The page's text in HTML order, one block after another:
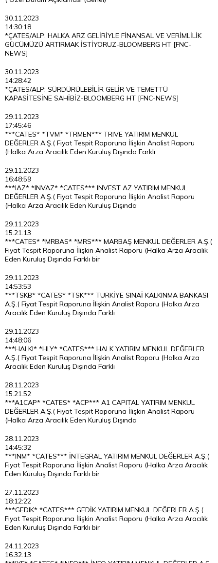
30.11.2023
14:30:18
*ÇATES/ALP: HALKA ARZ GELİRİYLE FİNANSAL VE VERİMLİLİK
GÜCÜMÜZÜ ARTIRMAK İSTİYORUZ-BLOOMBERG HT [FNC-
NEWS]
30.11.2023
14:28:42
*ÇATES/ALP: SÜRDÜRÜLEBİLİR GELİR VE TEMETTÜ
KAPASİTESİNE SAHİBİZ-BLOOMBERG HT [FNC-NEWS]
29.11.2023
17:45:46
***CATES* *TVM* *TRMEN*** TRIVE YATIRIM MENKUL
DEĞERLER A.Ş.( Fiyat Tespit Raporuna İlişkin Analist Raporu
(Halka Arza Aracılık Eden Kuruluş Dışında Farklı
29.11.2023
16:48:59
***IAZ* *INVAZ* *CATES*** INVEST AZ YATIRIM MENKUL
DEĞERLER A.Ş.( Fiyat Tespit Raporuna İlişkin Analist Raporu
(Halka Arza Aracılık Eden Kuruluş Dışında
29.11.2023
15:21:13
***CATES* *MRBAS* *MRS*** MARBAŞ MENKUL DEĞERLER A.Ş.(
Fiyat Tespit Raporuna İlişkin Analist Raporu (Halka Arza Aracılık
Eden Kuruluş Dışında Farklı bir
29.11.2023
14:53:53
***TSKB* *CATES* *TSK*** TÜRKİYE SINAİ KALKINMA BANKASI
A.Ş.( Fiyat Tespit Raporuna İlişkin Analist Raporu (Halka Arza
Aracılık Eden Kuruluş Dışında Farklı
29.11.2023
14:48:06
***HALKI* *HLY* *CATES*** HALK YATIRIM MENKUL DEĞERLER
A.Ş.( Fiyat Tespit Raporuna İlişkin Analist Raporu (Halka Arza
Aracılık Eden Kuruluş Dışında Farklı
28.11.2023
15:21:52
***A1CAP* *CATES* *ACP*** A1 CAPITAL YATIRIM MENKUL
DEĞERLER A.Ş.( Fiyat Tespit Raporuna İlişkin Analist Raporu
(Halka Arza Aracılık Eden Kuruluş Dışında
28.11.2023
14:45:32
***INM* *CATES*** İNTEGRAL YATIRIM MENKUL DEĞERLER A.Ş.(
Fiyat Tespit Raporuna İlişkin Analist Raporu (Halka Arza Aracılık
Eden Kuruluş Dışında Farklı bir
27.11.2023
18:12:22
***GEDIK* *CATES*** GEDİK YATIRIM MENKUL DEĞERLER A.Ş.(
Fiyat Tespit Raporuna İlişkin Analist Raporu (Halka Arza Aracılık
Eden Kuruluş Dışında Farklı bir
24.11.2023
16:32:13